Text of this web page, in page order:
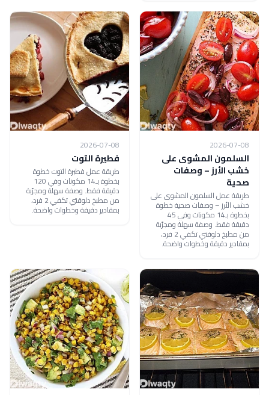
2026-07-08
السلمون المشوى على
خشب الأرز – وصفات
صحية
طريقة عمل السلمون المشوى على
خشب الأرز – وصفات صحية خطوة
بخطوة بـ14 مكونات وفي 45
دقيقة فقط. وصفة سهلة ومجرّبة
من مطبخ دلوقتي تكفي 2 فرد،
بمقادير دقيقة وخطوات واضحة.
2026-07-08
فطيرة التوت
طريقة عمل فطيرة التوت خطوة
بخطوة بـ14 مكونات وفي 120
دقيقة فقط. وصفة سهلة ومجرّبة
من مطبخ دلوقتي تكفي 2 فرد،
بمقادير دقيقة وخطوات واضحة.